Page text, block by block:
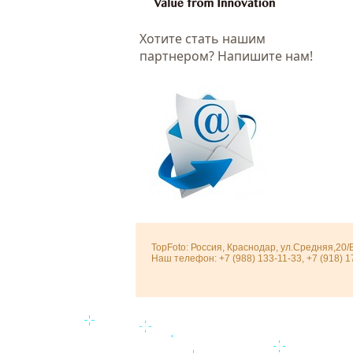
Хотитe стать нашим
партнером? Напишите нам!
TopFoto: Россия, Краснодар, ул.Средняя,20/
Наш телефон: +7 (988) 133-11-33, +7 (918)